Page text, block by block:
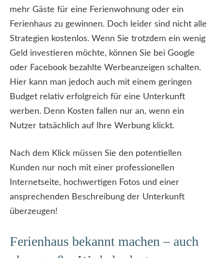
mehr Gäste für eine Ferienwohnung oder ein
Ferienhaus zu gewinnen. Doch leider sind nicht alle
Strategien kostenlos. Wenn Sie trotzdem ein wenig
Geld investieren möchte, können Sie bei Google
oder Facebook bezahlte Werbeanzeigen schalten.
Hier kann man jedoch auch mit einem geringen
Budget relativ erfolgreich für eine Unterkunft
werben. Denn Kosten fallen nur an, wenn ein
Nutzer tatsächlich auf Ihre Werbung klickt.
Nach dem Klick müssen Sie den potentiellen
Kunden nur noch mit einer professionellen
Internetseite, hochwertigen Fotos und einer
ansprechenden Beschreibung der Unterkunft
überzeugen!
Ferienhaus bekannt machen – auch